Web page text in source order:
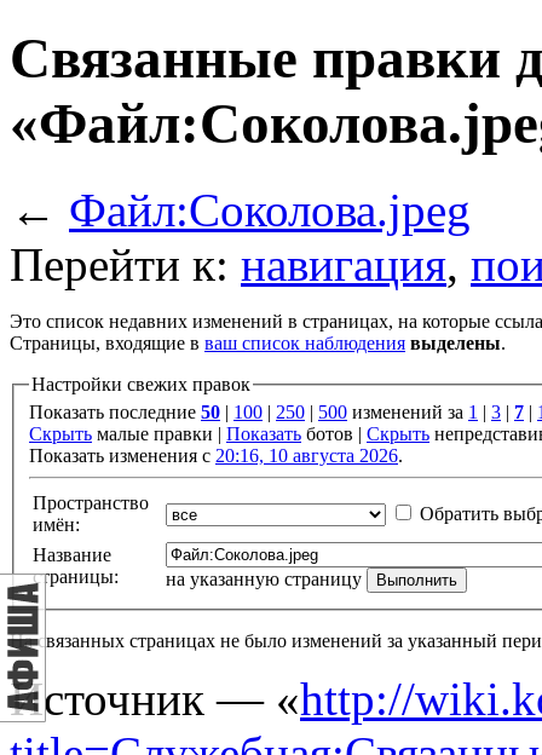
Связанные правки
← Файл:Соколова.jpeg
Перейти к: навигация,
Это список недавних изменений в страницах, на которые
Страницы, входящие в ваш список наблюдения выделены.
Настройки свежих правок
Показать последние 50 100 250 500 изменений за 1 3 7
Скрыть малые правки | Показать ботов | Скрыть
Показать изменения с 20:16, 10 августа 2026.
Пространство
имён:
Обратить
Название
страницы:
на указанную страницу
На связанных страницах не было изменений за указанный
Источник — «http://